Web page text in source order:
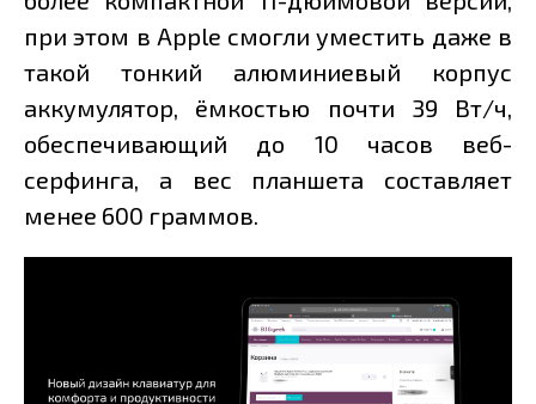
при этом в Apple смогли уместить даже в
такой тонкий алюминиевый корпус
аккумулятор, ёмкостью почти 39 Вт/ч,
обеспечивающий до 10 часов веб-
серфинга, а вес планшета составляет
менее 600 граммов.